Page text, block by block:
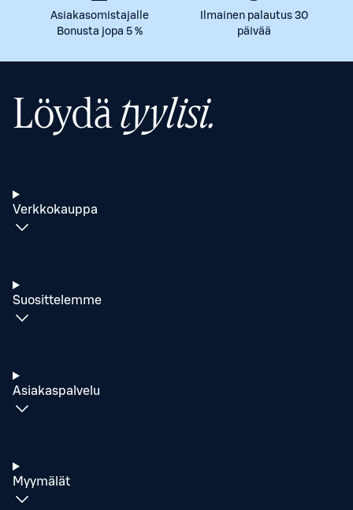
Asiakasomistajalle
Bonusta jopa 5 %
Ilmainen palautus 30
päivää
Löydätyylisi.
Verkkokauppa
Suosittelemme
Asiakaspalvelu
Myymälät